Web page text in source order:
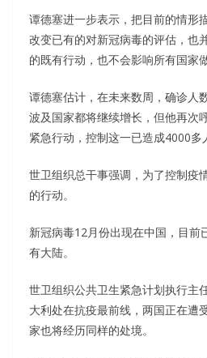
谭德塞进一步表示，把目前的情形
改变已有的对新冠病毒的评估，也
的既有行动，也不会影响所有国家
谭德塞估计，在未来数周，确诊人
波及国家都将继续增长，但他再次
紧急行动，控制这一已造成4000多
世卫组织总干事强调，为了控制疫
的行动。
新冠病毒12月份出现在中国，目前
有大陆。
世卫组织公共卫生紧急计划执行主
大利处在抗疫最前线，两国正在遭
家也将经历同样的处境。